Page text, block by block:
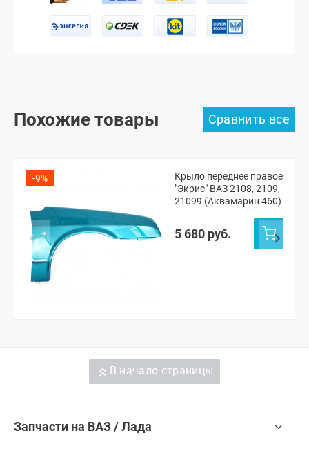
Похожие товары
-9%
Крыло переднее правое
"Экрис" ВАЗ 2108, 2109,
21099 (Аквамарин 460)
5 680 руб.
В начало страницы
Запчасти на ВАЗ / Лада